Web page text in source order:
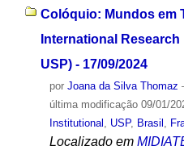
Colóquio: Mundos em
International
USP) - 17/09/2024
por Joana da Silva Thomaz
última modificação09/01/
Institutional , USP, Brasil ,
Localizado em